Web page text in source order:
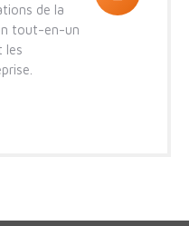
de la
tout-en-un
les